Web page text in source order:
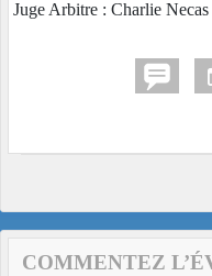
Juge Arbitre : Charlie Necas
COMMENTEZ